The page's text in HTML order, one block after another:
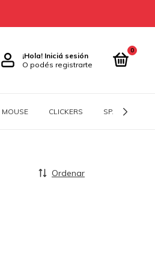
¡Hola! Iniciá sesión
O podés registrarte
0
MOUSE CLICKERS SPACEBARS
Ordenar